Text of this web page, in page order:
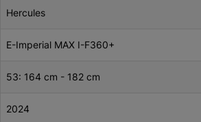
Hercules
E-Imperial MAX I-F360+
53: 164 cm - 182 cm
2024